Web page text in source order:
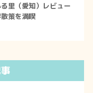
里（愛知）レビュー
策を満喫